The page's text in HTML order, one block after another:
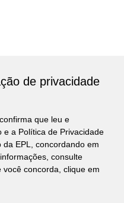
Benefício
de privacidade
que leu e
e a Política de Privacidade
EPL, concordando em
consulte
você concorda, clique em